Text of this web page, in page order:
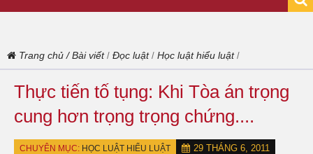
Trang chủ /Bài viết/ Đọc luật/ Học luật hiểu luật/
Thực tiến tố tụng: Khi Tòa án trọng
cung hơn trọng trọng chứng....
CHUYÊN MỤC: HỌC LUẬT HIỂU LUẬT
29 THÁNG 6, 2011